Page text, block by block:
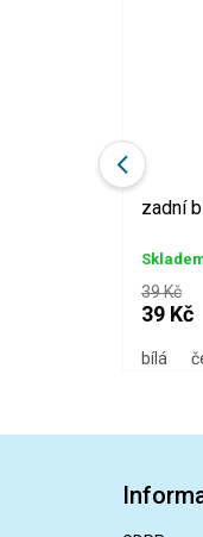
zadní
39 Kč
39 Kč
bílá